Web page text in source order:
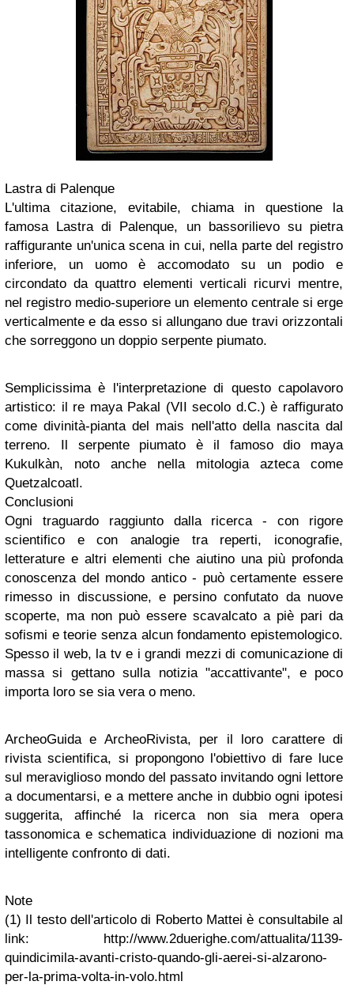
Lastra di Palenque
L'ultima citazione, evitabile, chiama in questione la
famosa Lastra di Palenque, un bassorilievo su pietra
raffigurante un'unica scena in cui, nella parte del registro
inferiore, un uomo è accomodato su un podio e
circondato da quattro elementi verticali ricurvi mentre,
nel registro medio-superiore un elemento centrale si erge
verticalmente e da esso si allungano due travi orizzontali
che sorreggono un doppio serpente piumato.
Semplicissima è l'interpretazione di questo capolavoro
artistico: il re maya Pakal (VII secolo d.C.) è raffigurato
come divinità-pianta del mais nell'atto della nascita dal
terreno. Il serpente piumato è il famoso dio maya
Kukulkàn, noto anche nella mitologia azteca come
Quetzalcoatl.
Conclusioni
Ogni traguardo raggiunto dalla ricerca - con rigore
scientifico e con analogie tra reperti, iconografie,
letterature e altri elementi che aiutino una più profonda
conoscenza del mondo antico - può certamente essere
rimesso in discussione, e persino confutato da nuove
scoperte, ma non può essere scavalcato a piè pari da
sofismi e teorie senza alcun fondamento epistemologico.
Spesso il web, la tv e i grandi mezzi di comunicazione di
massa si gettano sulla notizia "accattivante", e poco
importa loro se sia vera o meno.
ArcheoGuida e ArcheoRivista, per il loro carattere di
rivista scientifica, si propongono l'obiettivo di fare luce
sul meraviglioso mondo del passato invitando ogni lettore
a documentarsi, e a mettere anche in dubbio ogni ipotesi
suggerita, affinché la ricerca non sia mera opera
tassonomica e schematica individuazione di nozioni ma
intelligente confronto di dati.
Note
(1) Il testo dell'articolo di Roberto Mattei è consultabile al
link: http://www.2duerighe.com/attualita/1139-
quindicimila-avanti-cristo-quando-gli-aerei-si-alzarono-
per-la-prima-volta-in-volo.html